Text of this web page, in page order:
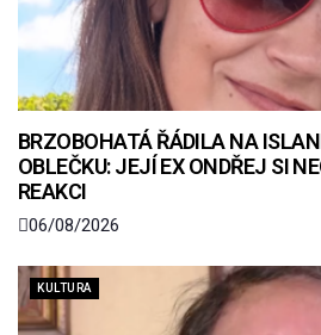
BRZOBOHATÁ ŘÁDILA NA
OBLEČKU: JEJÍ EX ONDŘEJ SI
REAKCI
06/08/2026
KULTURA